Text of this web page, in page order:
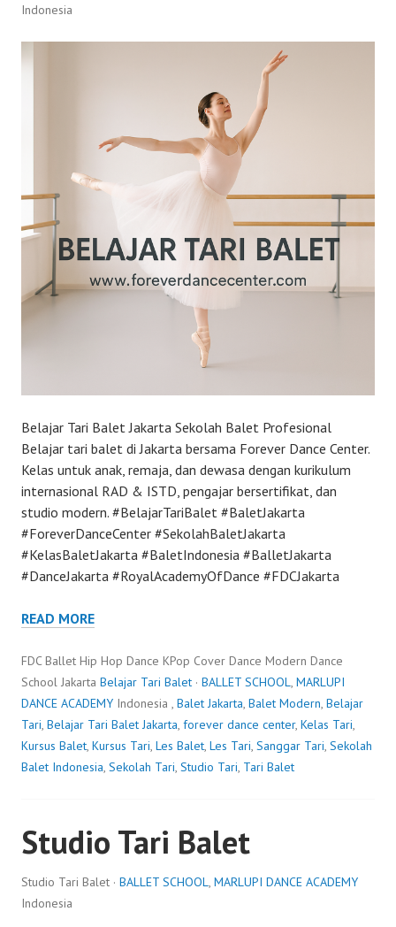
Indonesia
Belajar Tari Balet Jakarta Sekolah Balet Profesional
Belajar tari balet di Jakarta bersama Forever Dance Center.
Kelas untuk anak, remaja, dan dewasa dengan kurikulum
internasional RAD & ISTD, pengajar bersertifikat, dan
studio modern. #BelajarTariBalet #BaletJakarta
#ForeverDanceCenter #SekolahBaletJakarta
#KelasBaletJakarta #BaletIndonesia #BalletJakarta
#DanceJakarta #RoyalAcademyOfDance #FDCJakarta
READ MORE
FDC Ballet Hip Hop Dance KPop Cover Dance Modern Dance
School Jakarta Belajar Tari Balet · BALLET SCHOOL, MARLUPI
DANCE ACADEMY Indonesia , Balet Jakarta, Balet Modern, Belajar
Tari, Belajar Tari Balet Jakarta, forever dance center, Kelas Tari,
Kursus Balet, Kursus Tari, Les Balet, Les Tari, Sanggar Tari, Sekolah
Balet Indonesia, Sekolah Tari, Studio Tari, Tari Balet
Studio Tari Balet
Studio Tari Balet · BALLET SCHOOL, MARLUPI DANCE ACADEMY
Indonesia